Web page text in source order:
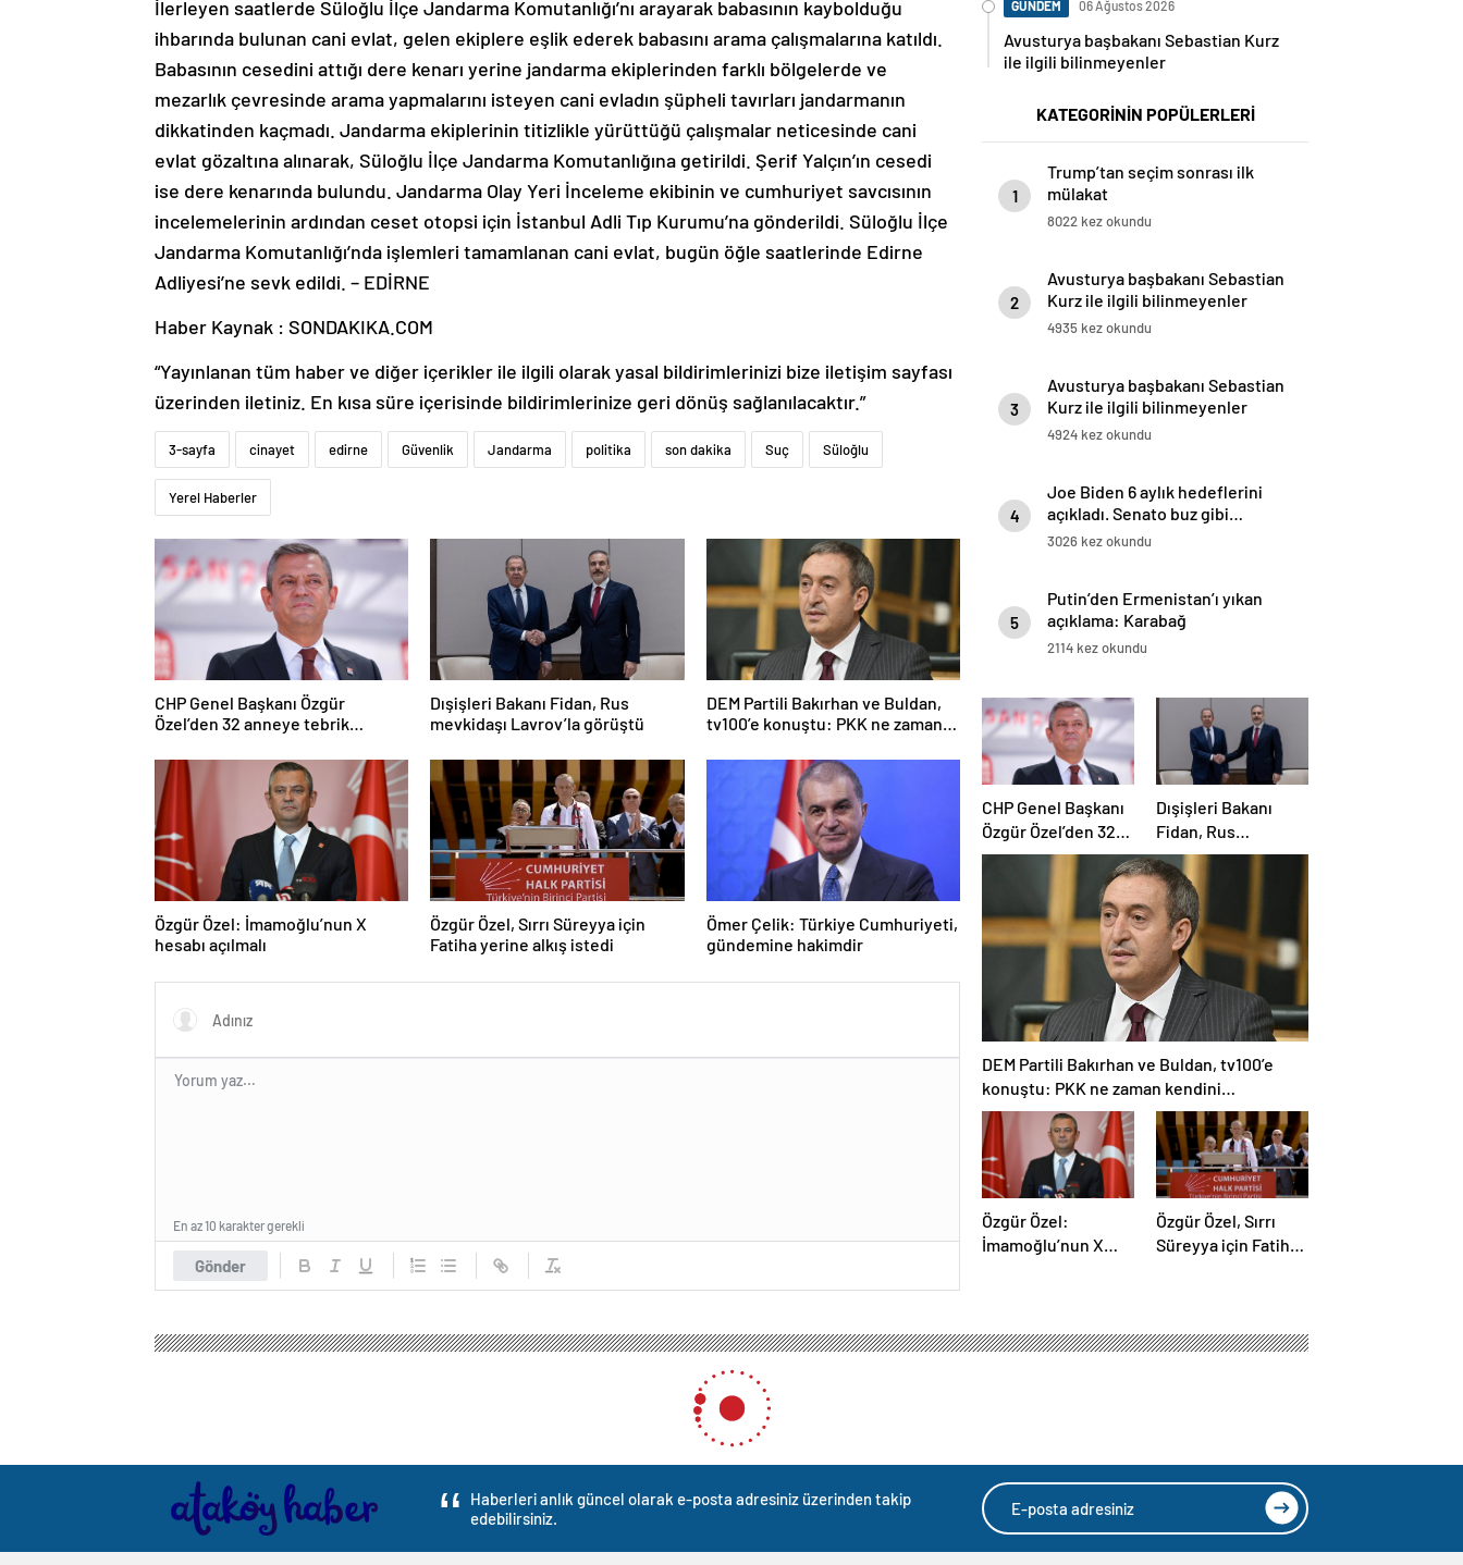
İlerleyen saatlerde Süloğlu İlçe Jandarma Komutanlığı’nı arayarak babasının kaybolduğu
ihbarında bulunan cani evlat, gelen ekiplere eşlik ederek babasını arama çalışmalarına katıldı.
Babasının cesedini attığı dere kenarı yerine jandarma ekiplerinden farklı bölgelerde ve
mezarlık çevresinde arama yapmalarını isteyen cani evladın şüpheli tavırları jandarmanın
dikkatinden kaçmadı. Jandarma ekiplerinin titizlikle yürüttüğü çalışmalar neticesinde cani
evlat gözaltına alınarak, Süloğlu İlçe Jandarma Komutanlığına getirildi. Şerif Yalçın’ın cesedi
ise dere kenarında bulundu. Jandarma Olay Yeri İnceleme ekibinin ve cumhuriyet savcısının
incelemelerinin ardından ceset otopsi için İstanbul Adli Tıp Kurumu’na gönderildi. Süloğlu İlçe
Jandarma Komutanlığı’nda işlemleri tamamlanan cani evlat, bugün öğle saatlerinde Edirne
Adliyesi’ne sevk edildi. – EDİRNE
Haber Kaynak : SONDAKIKA.COM
“Yayınlanan tüm haber ve diğer içerikler ile ilgili olarak yasal bildirimlerinizi bize iletişim sayfası
üzerinden iletiniz. En kısa süre içerisinde bildirimlerinize geri dönüş sağlanılacaktır.”
3-sayfa cinayet edirne Güvenlik Jandarma politika son dakika Suç Süloğlu
Yerel Haberler
CHP Genel Başkanı Özgür
Özel’den 32 anneye tebrik
Dışişleri Bakanı Fidan, Rus
mevkidaşı Lavrov’la görüştü
DEM Partili Bakırhan ve Buldan,
tv100’e konuştu: PKK ne zaman
Özgür Özel: İmamoğlu’nun X
hesabı açılmalı
Özgür Özel, Sırrı Süreyya için
Fatiha yerine alkış istedi
Ömer Çelik: Türkiye Cumhuriyeti,
gündemine hakimdir
Gönder
En az 10 karakter gerekli
GÜNDEM 06 Ağustos 2026
Avusturya başbakanı Sebastian Kurz
ile ilgili bilinmeyenler
KATEGORİNİN POPÜLERLERİ
1
Trump’tan seçim sonrası ilk
mülakat
8022 kez okundu
2
Avusturya başbakanı Sebastian
Kurz ile ilgili bilinmeyenler
4935 kez okundu
3
Avusturya başbakanı Sebastian
Kurz ile ilgili bilinmeyenler
4924 kez okundu
4
Joe Biden 6 aylık hedeflerini
açıkladı. Senato buz gibi…
3026 kez okundu
5
Putin’den Ermenistan’ı yıkan
açıklama: Karabağ
Azerbaycan’ın ayrılmaz bir
2114 kez okundu
CHP Genel Başkanı
Özgür Özel’den 32
anneye tebrik
Dışişleri Bakanı
Fidan, Rus
mevkidaşı Lavrov’la
görüştü
DEM Partili Bakırhan ve Buldan, tv100’e
konuştu: PKK ne zaman kendini
feshedecek
Özgür Özel:
İmamoğlu’nun X
Özgür Özel, Sırrı
Süreyya için Fatiha
Haberleri anlık güncel olarak e-posta adresiniz üzerinden takip
edebilirsiniz.